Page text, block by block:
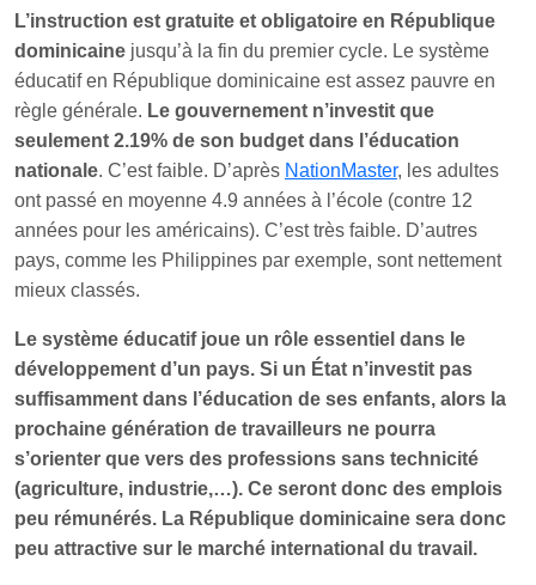
L’instruction est gratuite et obligatoire en République
dominicaine jusqu’à la fin du premier cycle. Le système
éducatif en République dominicaine est assez pauvre en
règle générale. Le gouvernement n’investit que
seulement 2.19% de son budget dans l’éducation
nationale. C’est faible. D’après NationMaster, les adultes
ont passé en moyenne 4.9 années à l’école (contre 12
années pour les américains). C’est très faible. D’autres
pays, comme les Philippines par exemple, sont nettement
mieux classés.
Le système éducatif joue un rôle essentiel dans le
développement d’un pays. Si un État n’investit pas
suffisamment dans l’éducation de ses enfants, alors la
prochaine génération de travailleurs ne pourra
s’orienter que vers des professions sans technicité
(agriculture, industrie,…). Ce seront donc des emplois
peu rémunérés. La République dominicaine sera donc
peu attractive sur le marché international du travail.